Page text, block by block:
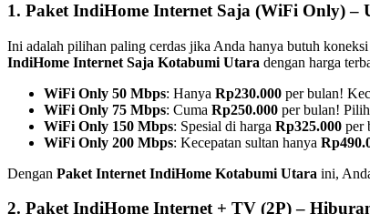
1. Paket IndiHome Internet Saja (WiFi Only)
Ini adalah pilihan paling cerdas jika Anda hanya butuh
IndiHome Internet Saja Kotabumi Utara dengan harga
WiFi Only 50 Mbps: Hanya Rp230.000 per bulan!
WiFi Only 75 Mbps: Cuma Rp250.000 per bulan!
WiFi Only 150 Mbps: Spesial di harga Rp325.000 per
WiFi Only 200 Mbps: Kecepatan sultan hanya
Dengan Paket Internet IndiHome Kotabumi Utara ini,
2. Paket IndiHome Internet + TV (2P) –